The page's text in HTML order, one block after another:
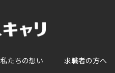
私たちの想い 求職者の方へ